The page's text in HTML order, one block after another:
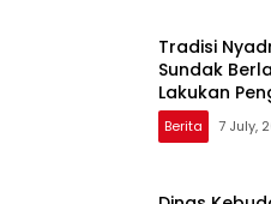
Tradisi
Sundak
Lakukan
Berita 7 July,